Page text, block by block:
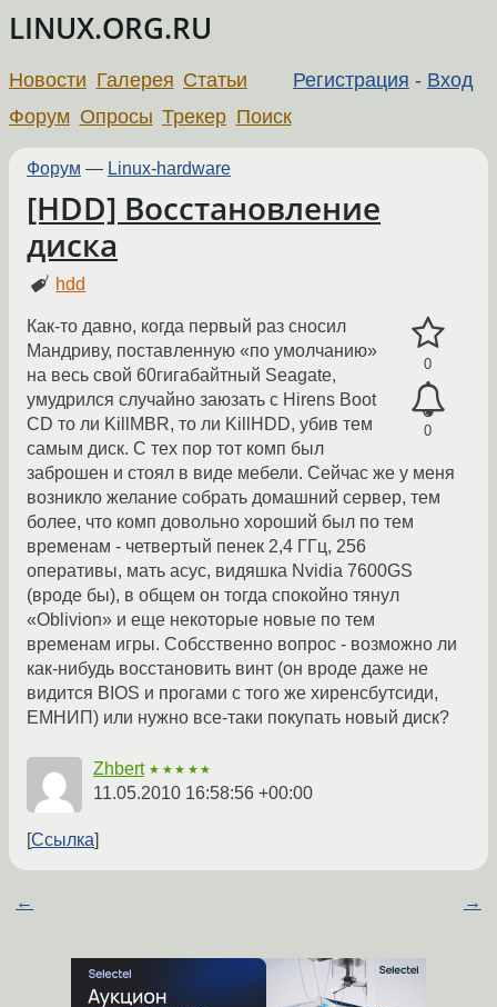
LINUX.ORG.RU
Регистрация - Вход
Новости Галерея Статьи
Форум Опросы Трекер Поиск
Форум — Linux-hardware
[HDD] Восстановление
диска
hdd
0
0
Как-то давно, когда первый раз сносил
Мандриву, поставленную «по умолчанию»
на весь свой 60гигабайтный Seagate,
умудрился случайно заюзать с Hirens Boot
CD то ли KillMBR, то ли KillHDD, убив тем
самым диск. С тех пор тот комп был
заброшен и стоял в виде мебели. Сейчас же у меня
возникло желание собрать домашний сервер, тем
более, что комп довольно хороший был по тем
временам - четвертый пенек 2,4 ГГц, 256
оперативы, мать асус, видяшка Nvidia 7600GS
(вроде бы), в общем он тогда спокойно тянул
«Oblivion» и еще некоторые новые по тем
временам игры. Собсственно вопрос - возможно ли
как-нибудь восстановить винт (он вроде даже не
видится BIOS и прогами с того же хиренсбутсиди,
ЕМНИП) или нужно все-таки покупать новый диск?
Zhbert ★★★★★
11.05.2010 16:58:56 +00:00
Ссылка
← →